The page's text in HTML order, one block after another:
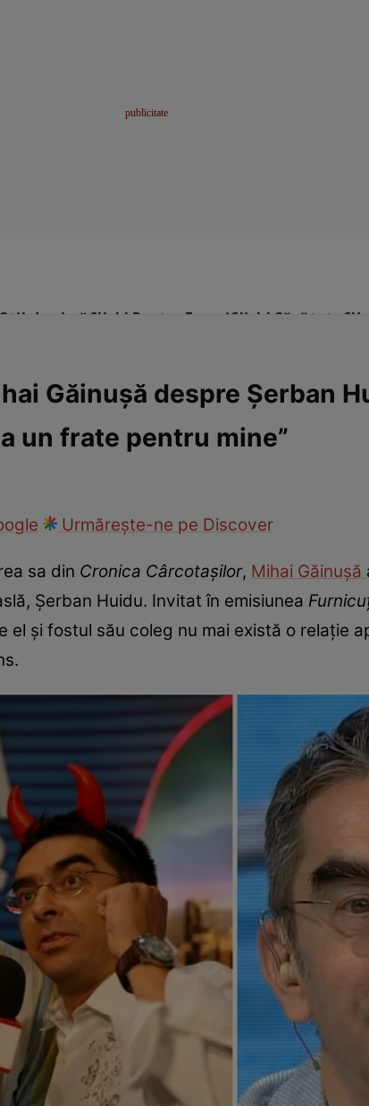
Stil de viațăClick! Pentru FemeiClick! Sănătate
Eurovison
Găinușă despre Șerban
un frate pentru mine”
Urmărește-ne pe Discover
sa din Cronica Cârcotașilor, Mihai Găinușă
Șerban Huidu. Invitat în emisiunea
el și fostul său coleg nu mai există o relație